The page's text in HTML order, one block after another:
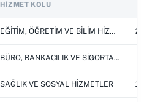
HIZMET KOLU
EĞİTİM, ÖĞRETİM VE BİLİM HİZMETLERİ
BÜRO, BANKACILIK VE SİGORTACILIK HİZMETLERİ
SAĞLIK VE SOSYAL HİZMETLER